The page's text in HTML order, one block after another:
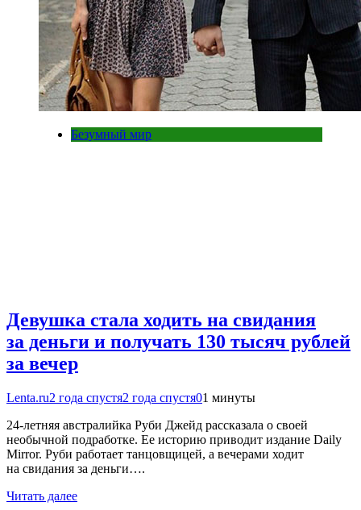
Безумный мир
Девушка стала ходить на свидания
за деньги и получать 130 тысяч рублей
за вечер
Lenta.ru2 года спустя2 года спустя01 минуты
24-летняя австралийка Руби Джейд рассказала о своей
необычной подработке. Ее историю приводит издание Daily
Mirror. Руби работает танцовщицей, а вечерами ходит
на свидания за деньги….
Читать далее